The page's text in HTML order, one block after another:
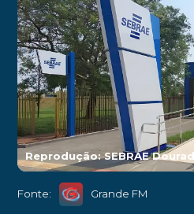
Reprodução: SEBRAE
Fonte: Grande FM